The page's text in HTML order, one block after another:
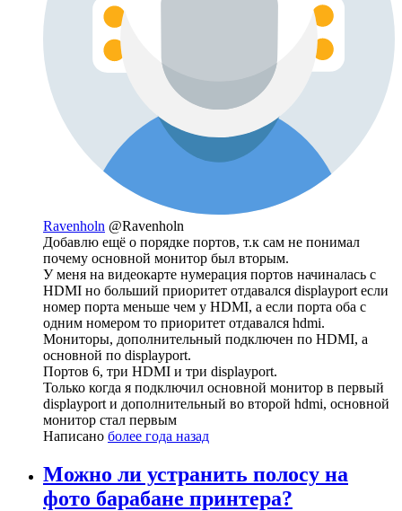
Ravenholn @Ravenholn
Добавлю ещё о порядке портов, т.к сам не понимал
почему основной монитор был вторым.
У меня на видеокарте нумерация портов начиналась с
HDMI но больший приоритет отдавался displayport если
номер порта меньше чем у HDMI, а если порта оба с
одним номером то приоритет отдавался hdmi.
Мониторы, дополнительный подключен по HDMI, а
основной по displayport.
Портов 6, три HDMI и три displayport.
Только когда я подключил основной монитор в первый
displayport и дополнительный во второй hdmi, основной
монитор стал первым
Написано более года назад
Можно ли устранить полосу на
фото барабане принтера?